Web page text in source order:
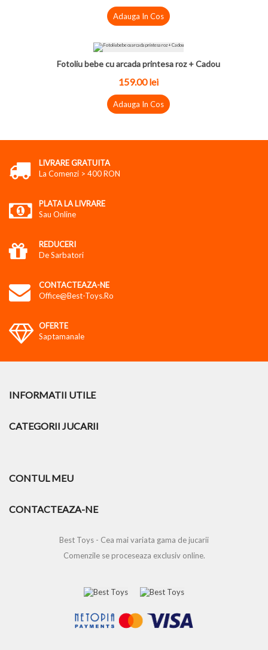
Adauga In Cos
Fotoliu bebe cu arcada printesa roz + Cadou
159.00 lei
Adauga In Cos
LIVRARE GRATUITA
La Comenzi > 400 RON
PLATA LA LIVRARE
Sau Online
REDUCERI
De Sarbatori
CONTACTEAZA-NE
Office@best-Toys.ro
OFERTE
Saptamanale
INFORMATII UTILE
CATEGORII JUCARII
CONTUL MEU
CONTACTEAZA-NE
Best Toys - Cea mai variata gama de jucarii
Comenzile se proceseaza exclusiv online.